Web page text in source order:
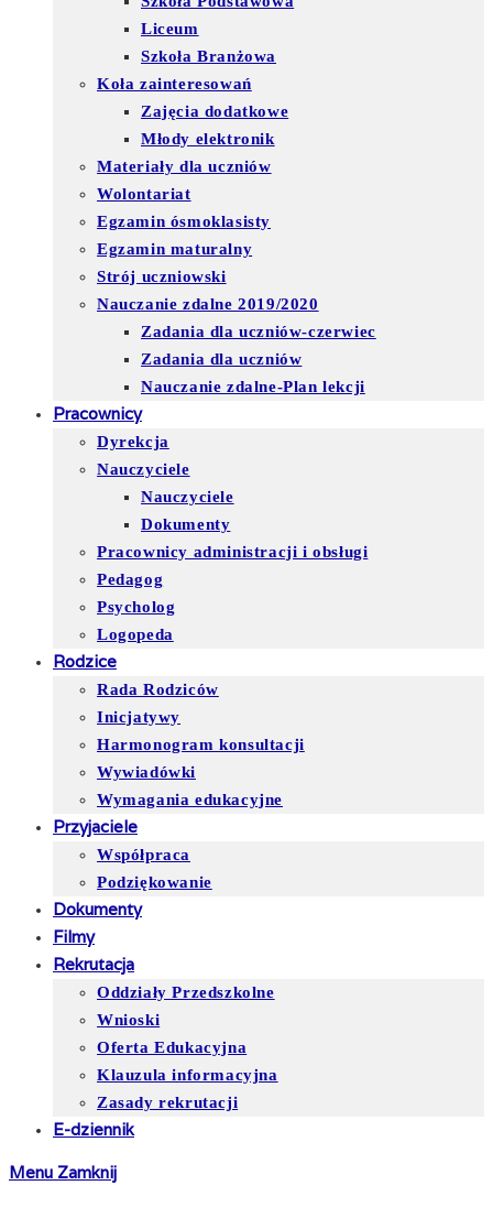
Liceum
Szkoła Branżowa
Koła zainteresowań
Zajęcia dodatkowe
Młody elektronik
Materiały dla uczniów
Wolontariat
Egzamin ósmoklasisty
Egzamin maturalny
Strój uczniowski
Nauczanie zdalne 2019/2020
Zadania dla uczniów-czerwiec
Zadania dla uczniów
Nauczanie zdalne-Plan lekcji
Pracownicy
Dyrekcja
Nauczyciele
Nauczyciele
Dokumenty
Pracownicy administracji i obsługi
Pedagog
Psycholog
Logopeda
Rodzice
Rada Rodziców
Inicjatywy
Harmonogram konsultacji
Wywiadówki
Wymagania edukacyjne
Przyjaciele
Współpraca
Podziękowanie
Dokumenty
Filmy
Rekrutacja
Oddziały Przedszkolne
Wnioski
Oferta Edukacyjna
Klauzula informacyjna
Zasady rekrutacji
E-dziennik
Menu Zamknij